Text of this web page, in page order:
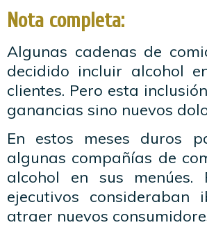
Nota completa:
Algunas cadenas de
decidido incluir alcohol
clientes. Pero esta
ganancias sino nuevos
En estos meses duros
algunas compañías de
alcohol en sus menúes.
ejecutivos
atraer nuevos